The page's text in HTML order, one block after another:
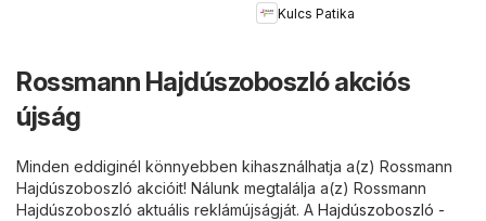
Kulcs Patika
Rossmann Hajdúszoboszló akciós
újság
Minden eddiginél könnyebben kihasználhatja a(z) Rossmann
Hajdúszoboszló akcióit! Nálunk megtalálja a(z) Rossmann
Hajdúszoboszló aktuális reklámújságját. A Hajdúszoboszló -